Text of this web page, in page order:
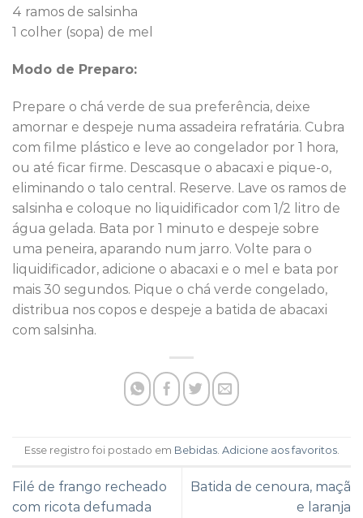
4 ramos de salsinha
1 colher (sopa) de mel
Modo de Preparo:
Prepare o chá verde de sua preferência, deixe
amornar e despeje numa assadeira refratária. Cubra
com filme plástico e leve ao congelador por 1 hora,
ou até ficar firme. Descasque o abacaxi e pique-o,
eliminando o talo central. Reserve. Lave os ramos de
salsinha e coloque no liquidificador com 1/2 litro de
água gelada. Bata por 1 minuto e despeje sobre
uma peneira, aparando num jarro. Volte para o
liquidificador, adicione o abacaxi e o mel e bata por
mais 30 segundos. Pique o chá verde congelado,
distribua nos copos e despeje a batida de abacaxi
com salsinha.
Esse registro foi postado em Bebidas. Adicione aos favoritos.
Filé de frango recheado
com ricota defumada
Batida de cenoura, maçã
e laranja